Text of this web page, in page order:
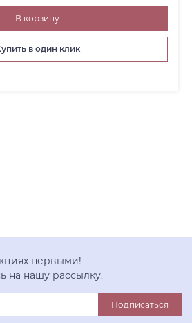
В корзину
в один клик
первыми!
на нашу рассылку.
Подписаться